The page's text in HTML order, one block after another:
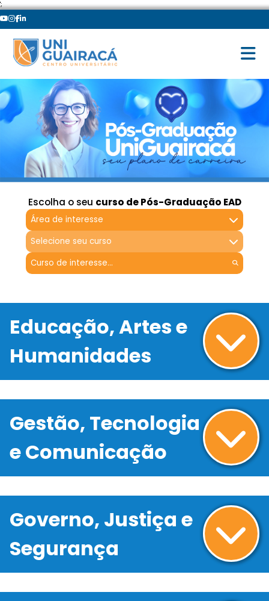
';
Escolha o seu curso de Pós-Graduação EAD
Área de interesse
Selecione seu curso
Educação, Artes e
Humanidades
Gestão, Tecnologia
e Comunicação
Governo, Justiça e
Segurança